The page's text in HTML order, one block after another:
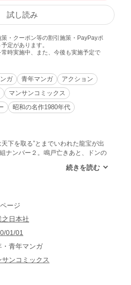
試し読み
・クーポン等の割引施策・PayPayポ
定があります。
時実施中、また、今後も実施予定で
ガ 青年マンガ
アクション
マンサンコミックス
昭和の名作1980年代
下を取る”とまでいわれた龍宝が出
ナンバー２。鳴戸亡きあと、ドンの
に敵対するようになる……。
ージ
之日本社
01/01
・青年マンガ
サンコミックス